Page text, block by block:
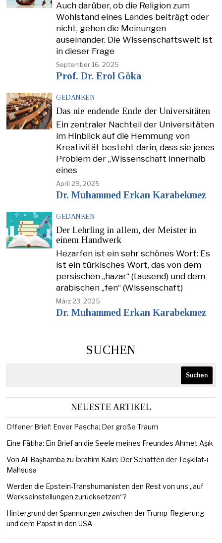
Auch darüber, ob die Religion zum
Wohlstand eines Landes beiträgt oder
nicht, gehen die Meinungen
auseinander. Die Wissenschaftswelt ist
in dieser Frage
September 16, 2025
Prof. Dr. Erol Göka
GEDANKEN
Das nie endende Ende der Universitäten
Ein zentraler Nachteil der Universitäten
im Hinblick auf die Hemmung von
Kreativität besteht darin, dass sie jenes
Problem der „Wissenschaft innerhalb
eines
April 29, 2025
Dr. Muhammed Erkan Karabekmez
GEDANKEN
Der Lehrling in allem, der Meister in
einem Handwerk
Hezarfen ist ein sehr schönes Wort: Es
ist ein türkisches Wort, das von dem
persischen „hazar“ (tausend) und dem
arabischen „fen“ (Wissenschaft)
März 23, 2025
Dr. Muhammed Erkan Karabekmez
SUCHEN
Suchen
NEUESTE ARTIKEL
Offener Brief: Enver Pascha; Der große Traum
Eine Fātiha: Ein Brief an die Seele meines Freundes Ahmet Aşık
Von Ali Başhamba zu İbrahim Kalın: Der Schatten der Teşkilat-ı
Mahsusa
Werden die Epstein-Transhumanisten den Rest von uns „auf
Werkseinstellungen zurücksetzen“?
Hintergrund der Spannungen zwischen der Trump-Regierung
und dem Papst in den USA